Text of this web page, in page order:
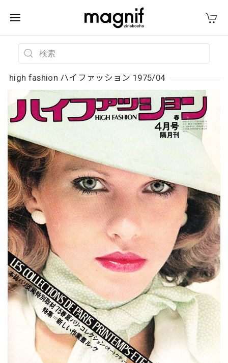
high fashion ハイファッション 1975/04